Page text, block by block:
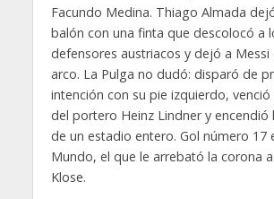
Facundo Medina. Thiago Almada
balón con una finta que descolocó a
defensores austriacos y dejó a Messi
arco. La Pulga no dudó: disparó de
intención con su pie izquierdo, venció
del portero Heinz Lindner y encendió
de un estadio entero. Gol número 17
Mundo, el que le arrebató la corona
Klose.